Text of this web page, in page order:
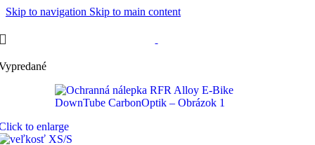
Skip to navigation Skip to main content
to enlarge